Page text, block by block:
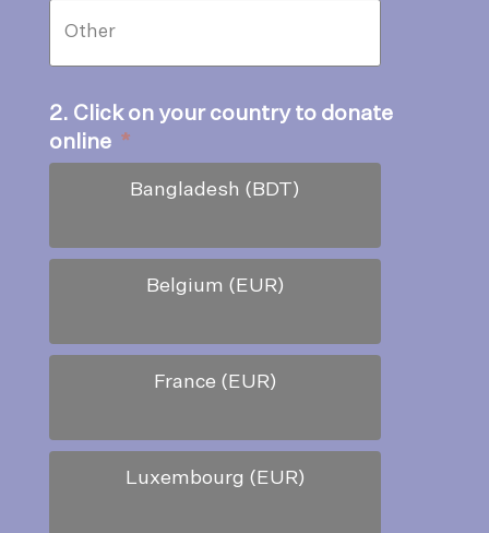
2. Click on your country to donate
online *
Bangladesh (BDT)
Belgium (EUR)
France (EUR)
Luxembourg (EUR)